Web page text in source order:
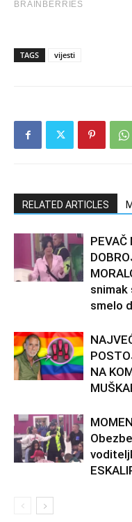
TAGS vijesti
RELATED ARTICLES
PEVAČ
snimak
smelo
NA